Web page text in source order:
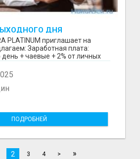
ДНЯ
PLATINUM приглашает на
Заработная плата:
день + чаевые + 2% от личных
ПОДРОБНЕЙ
2 3 4 > »